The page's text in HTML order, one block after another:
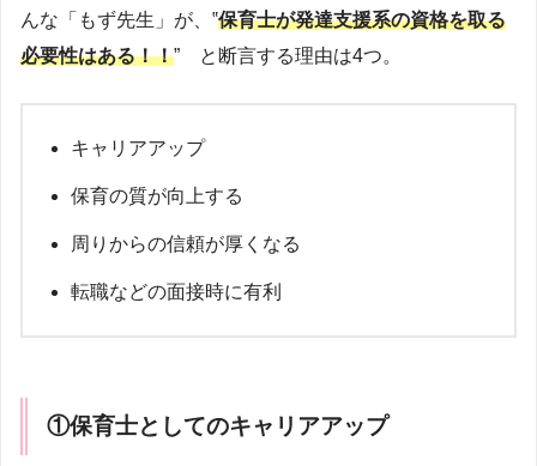
んな「もず先生」が、‟保育士が発達支援系の資格を取る
必要性はある！！” と断言する理由は4つ。
キャリアアップ
保育の質が向上する
周りからの信頼が厚くなる
転職などの面接時に有利
①保育士としてのキャリアアップ